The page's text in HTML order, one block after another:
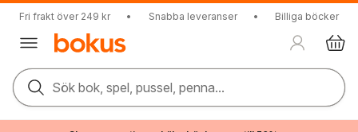
Fri frakt över 249 kr • Snabba leveranser • Billiga böcker
Sök bok, spel, pussel, penna...